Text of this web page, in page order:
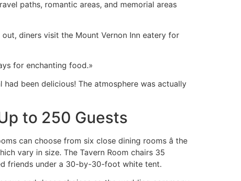
paths, romantic areas, and memorial areas
diners visit the Mount Vernon Inn eatery for
for enchanting food.»
been delicious! The atmosphere was actually
to 250 Guests
can choose from six close dining rooms â the
vary in size. The Tavern Room chairs 35
friends under a 30-by-30-foot white tent.